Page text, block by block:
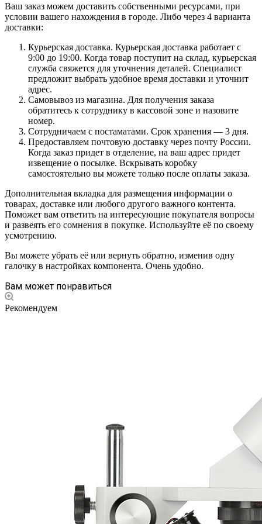
Ваш заказ можем доставить собственными ресурсами, при
условии вашего нахождения в городе. Либо через 4 варианта
доставки:
Курьерская доставка. Курьерская доставка работает с
9:00 до 19:00. Когда товар поступит на склад, курьерская
служба свяжется для уточнения деталей. Специалист
предложит выбрать удобное время доставки и уточнит
адрес.
Самовывоз из магазина. Для получения заказа
обратитесь к сотруднику в кассовой зоне и назовите
номер.
Сотрудничаем с постаматами. Срок хранения — 3 дня.
Предоставляем почтовую доставку через почту России.
Когда заказ придет в отделение, на ваш адрес придет
извещение о посылке. Вскрывать коробку
самостоятельно вы можете только после оплаты заказа.
Дополнительная вкладка для размещения информации о
товарах, доставке или любого другого важного контента.
Поможет вам ответить на интересующие покупателя вопросы
и развеять его сомнения в покупке. Используйте её по своему
усмотрению.
Вы можете убрать её или вернуть обратно, изменив одну
галочку в настройках компонента. Очень удобно.
Вам может понравиться
Рекомендуем